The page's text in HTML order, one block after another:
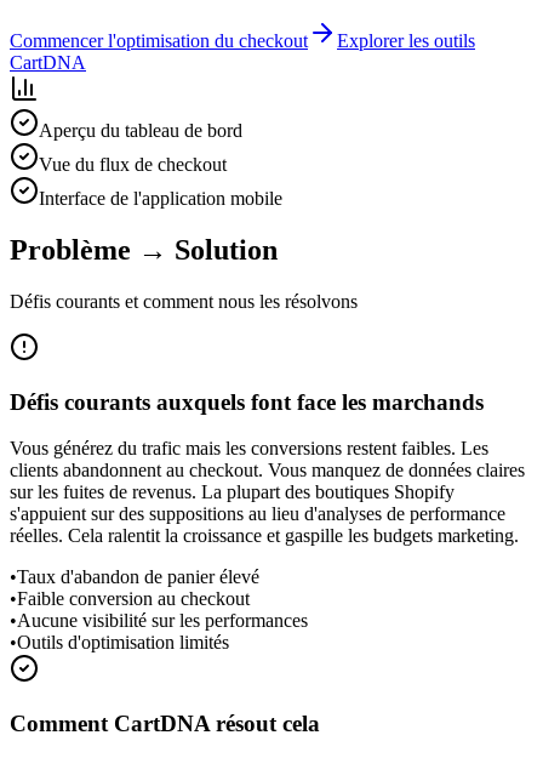
Commencer l'optimisation du checkout
Explorer les outils
CartDNA
Aperçu du tableau de bord
Vue du flux de checkout
Interface de l'application mobile
Problème → Solution
Défis courants et comment nous les résolvons
Défis courants auxquels font face les marchands
Vous générez du trafic mais les conversions restent faibles. Les
clients abandonnent au checkout. Vous manquez de données claires
sur les fuites de revenus. La plupart des boutiques Shopify
s'appuient sur des suppositions au lieu d'analyses de performance
réelles. Cela ralentit la croissance et gaspille les budgets marketing.
•Taux d'abandon de panier élevé
•Faible conversion au checkout
•Aucune visibilité sur les performances
•Outils d'optimisation limités
Comment CartDNA résout cela